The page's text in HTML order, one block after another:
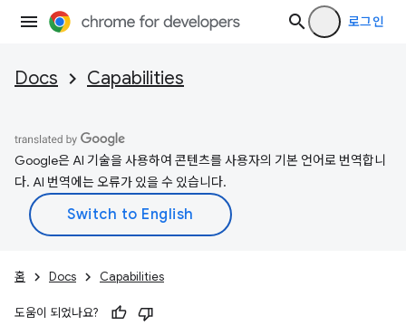
로그인
Docs Capabilities
Google은 AI 기술을 사용하여 콘텐츠를 사용자의 기본 언어로 번역합니
다. AI 번역에는 오류가 있을 수 있습니다.
홈 Docs Capabilities
도움이 되었나요?